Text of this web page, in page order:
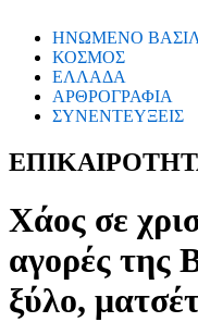
ΗΝΩΜΕΝΟ
ΚΟΣΜΟΣ
ΕΛΛΑΔΑ
ΑΡΘΡΟΓΡΑΦΙΑ
ΣΥΝΕΝΤΕΥΞΕΙΣ
Χάος σε
αγορές της
ξύλο,